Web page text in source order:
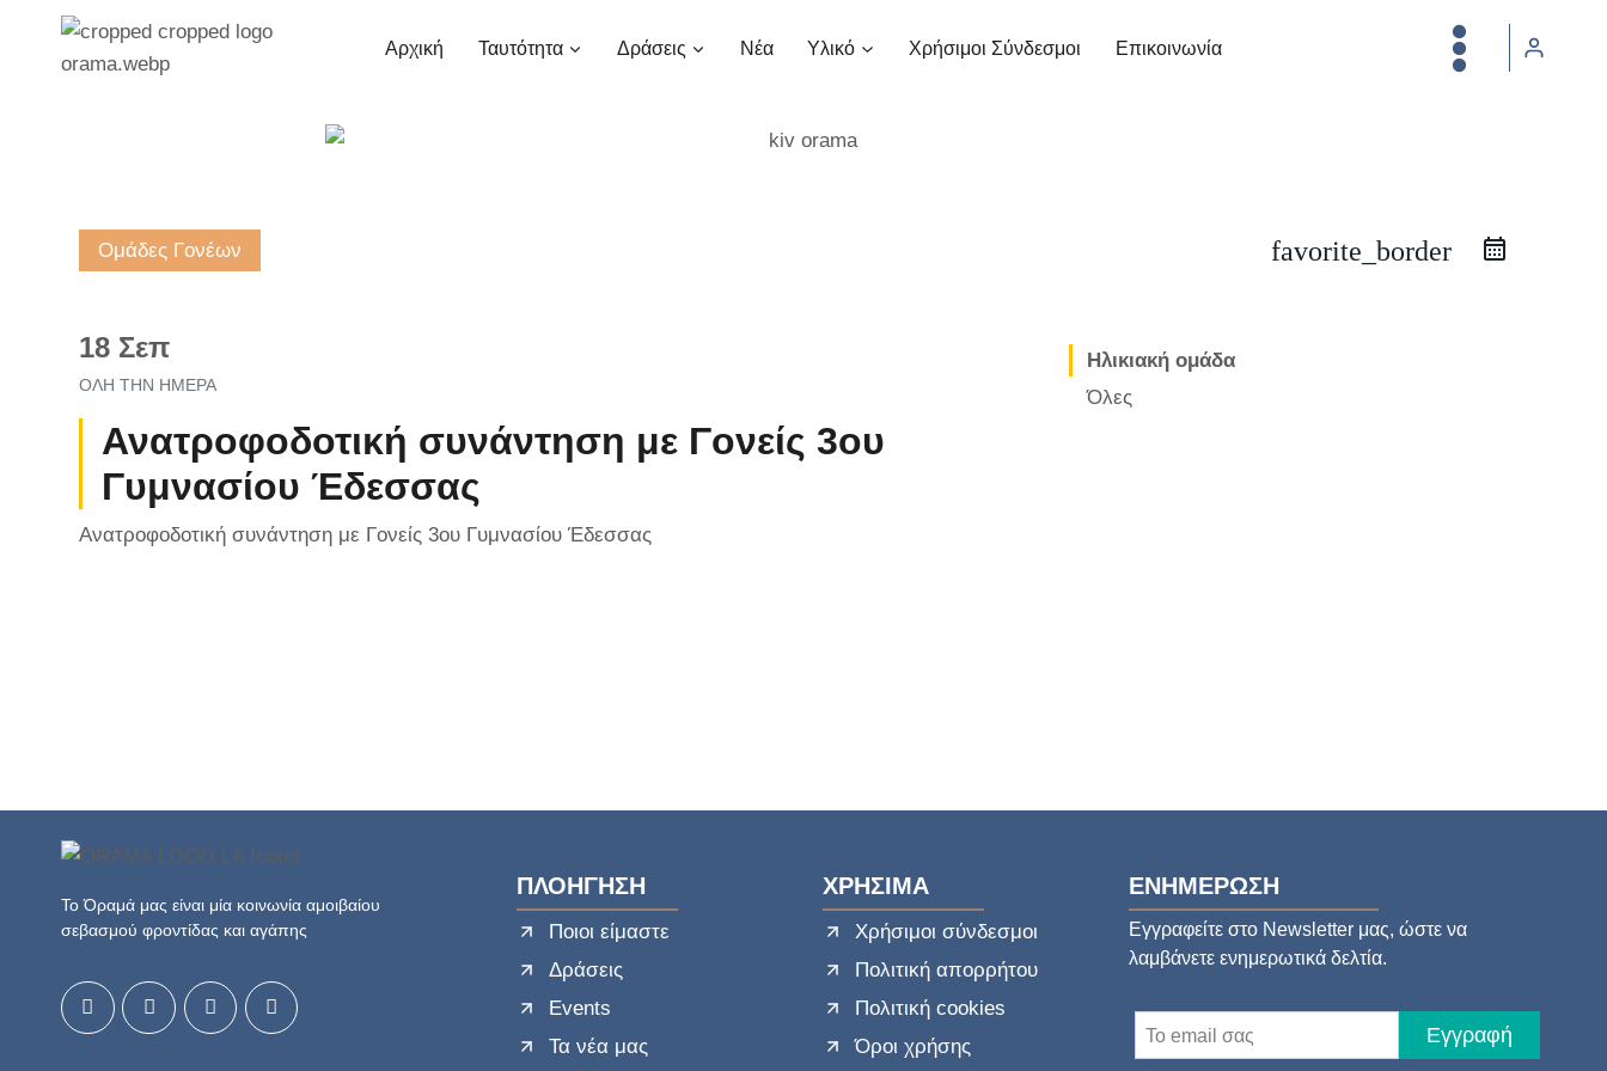
Αρχική Ταυτότητα Δράσεις Νέα Υλικό Χρήσιμοι Σύνδεσμοι Επικοινωνία
Ομάδες Γονέων favorite_border
18 Σεπ
ΌΛΗ ΤΗΝ ΗΜΈΡΑ
Ανατροφοδοτική συνάντηση με Γονείς 3ου
Γυμνασίου Έδεσσας
Ανατροφοδοτική συνάντηση με Γονείς 3ου Γυμνασίου Έδεσσας
Ηλικιακή ομάδα
Όλες
Το Όραμά μας είναι μία κοινωνία αμοιβαίου
σεβασμού φροντίδας και αγάπης
ΠΛΟΗΓΗΣΗ
Ποιοι είμαστε
Δράσεις
Events
Τα νέα μας
ΧΡΗΣΙΜΑ
Χρήσιμοι σύνδεσμοι
Πολιτική απορρήτου
Πολιτική cookies
Όροι χρήσης
ΕΝΗΜΕΡΩΣΗ
Εγγραφείτε στο Newsletter μας, ώστε να
λαμβάνετε ενημερωτικά δελτία.
Εγγραφή